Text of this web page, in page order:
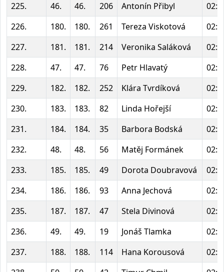
225. 46. 46. 206 Antonín Přibyl
226.
180. 180. 261 Tereza Viskotová
227.
181. 181. 214 Veronika Saláková
228.
47. 47. 76 Petr Hlavatý
229.
182. 182. 252 Klára Tvrdíková
230.
183. 183. 82 Linda Hořejší
231.
184. 184. 35 Barbora Bodská
232.
48. 48. 56 Matěj Formánek
233.
185. 185. 49 Dorota Doubravová
234.
186. 186. 93 Anna Jechová
235.
187. 187. 47 Stela Divinová
236.
49. 49. 19 Jonáš Tlamka
237.
188. 188. 114 Hana Korousová